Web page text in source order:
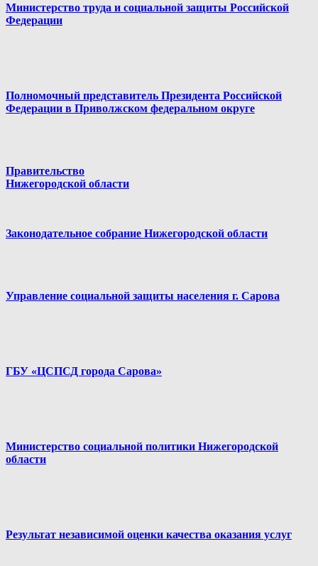
Министерство труда и социальной защиты Российской
Федерации
Полномочный представитель Президента Российской
Федерации в Приволжском федеральном округе
Правительство
Нижегородской области
Законодательное собрание Нижегородской области
Управление социальной защиты населения г. Сарова
ГБУ «ЦСПСД города Сарова»
Министерство социальной политики Нижегородской
области
Результат независимой оценки качества оказания услуг